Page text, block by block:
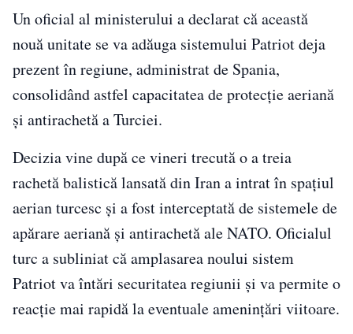
Un oficial al ministerului a declarat că această
nouă unitate se va adăuga sistemului Patriot deja
prezent în regiune, administrat de Spania,
consolidând astfel capacitatea de protecție aeriană
și antirachetă a Turciei.
Decizia vine după ce vineri trecută o a treia
rachetă balistică lansată din Iran a intrat în spațiul
aerian turcesc și a fost interceptată de sistemele de
apărare aeriană și antirachetă ale NATO. Oficialul
turc a subliniat că amplasarea noului sistem
Patriot va întări securitatea regiunii și va permite o
reacție mai rapidă la eventuale amenințări viitoare.